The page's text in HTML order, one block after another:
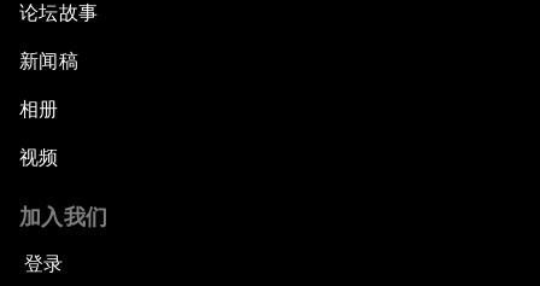
论坛故事
新闻稿
相册
视频
加入我们
登录